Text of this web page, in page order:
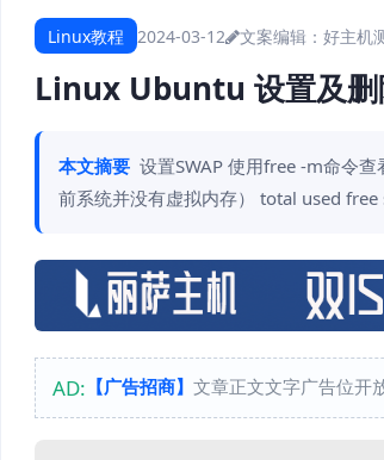
Linux教程 2024-03-12 文案编辑：好主机
Linux Ubuntu 设置及删
本文摘要 设置SWAP 使用free -m命令
前系统并没有虚拟内存） total used
AD: 【广告招商】 文章正文文字广告位开